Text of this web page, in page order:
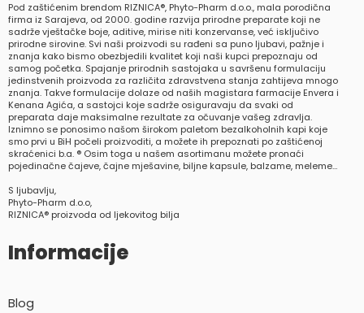
Pod zaštićenim brendom RIZNICA®, Phyto-Pharm d.o.o., mala porodična
firma iz Sarajeva, od 2000. godine razvija prirodne preparate koji ne
sadrže vještačke boje, aditive, mirise niti konzervanse, već isključivo
prirodne sirovine. Svi naši proizvodi su rađeni sa puno ljubavi, pažnje i
znanja kako bismo obezbjedili kvalitet koji naši kupci prepoznaju od
samog početka. Spajanje prirodnih sastojaka u savršenu formulaciju
jedinstvenih proizvoda za različita zdravstvena stanja zahtijeva mnogo
znanja. Takve formulacije dolaze od naših magistara farmacije Envera i
Kenana Agića, a sastojci koje sadrže osiguravaju da svaki od
preparata daje maksimalne rezultate za očuvanje vašeg zdravlja.
Iznimno se ponosimo našom širokom paletom bezalkoholnih kapi koje
smo prvi u BiH počeli proizvoditi, a možete ih prepoznati po zaštićenoj
skraćenici b.a. ® Osim toga u našem asortimanu možete pronaći
pojedinačne čajeve, čajne mješavine, biljne kapsule, balzame, meleme…
S ljubavlju,
Phyto-Pharm d.o.o,
RIZNICA® proizvoda od ljekovitog bilja
Informacije
Blog